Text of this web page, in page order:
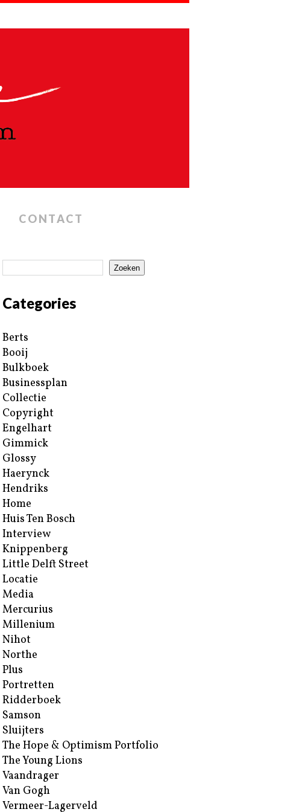
CONTACT
Zoeken
Categories
Berts
Booij
Bulkboek
Businessplan
Collectie
Copyright
Engelhart
Gimmick
Glossy
Haerynck
Hendriks
Home
Huis Ten Bosch
Interview
Knippenberg
Little Delft Street
Locatie
Media
Mercurius
Millenium
Nihot
Northe
Plus
Portretten
Ridderboek
Samson
Sluijters
The Hope & Optimism Portfolio
The Young Lions
Vaandrager
Van Gogh
Vermeer-Lagerveld